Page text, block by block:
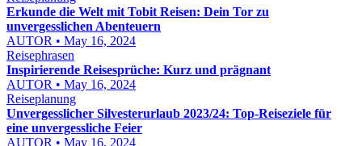
Erkunde die Welt mit Tobit Reisen: Dein Tor zu
unvergesslichen Abenteuern
AUTOR • May 16, 2024
Reisephrasen
Inspirierende Reisesprüche: Kurz und prägnant
AUTOR • May 16, 2024
Reiseplanung
Unvergesslicher Silvesterurlaub 2023/24: Top-Reiseziele für
eine unvergessliche Feier
AUTOR • May 16, 2024